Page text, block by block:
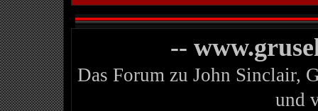
--
Das Forum zu John Sinclair,
und